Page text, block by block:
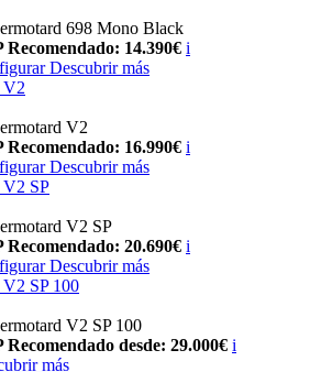
698 Mono Black
Recomendado: 14.390€ i
Descubrir más
V2
V2
Recomendado: 16.990€ i
Descubrir más
V2 SP
V2 SP
Recomendado: 20.690€ i
Descubrir más
V2 SP 100
V2 SP 100
Recomendado desde: 29.000€ i
más